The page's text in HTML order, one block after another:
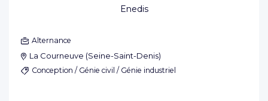
Enedis
Alternance
La Courneuve (Seine-Saint-Denis)
Conception / Génie civil / Génie industriel